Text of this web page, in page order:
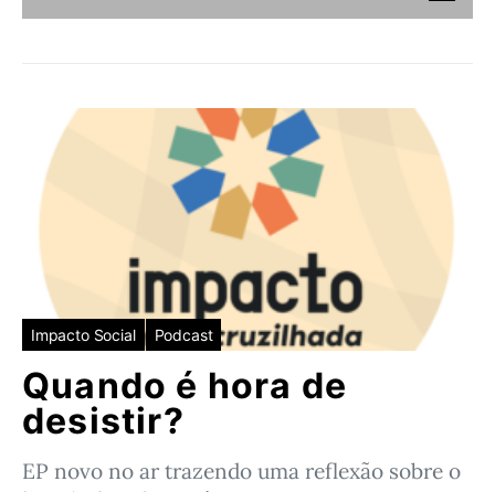
Impacto Social Podcast
Quando é hora de
desistir?
EP novo no ar trazendo uma reflexão sobre o